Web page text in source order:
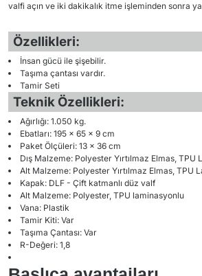
valfi açın ve iki dakikalık itme işleminden sonra
Özellikleri:
İnsan gücü ile şişebilir.
Taşıma çantası vardır.
Tamir Seti
Teknik Özellikleri:
Ağırlığı: 1.050 kg.
Ebatları: 195 x 65 x 9 cm
Paket Ölçüleri: 13 x 36 cm
Dış Malzeme: Polyester Yırtılmaz Elmas, TPU
Alt Malzeme: Polyester Yırtılmaz Elmas, TPU
Kapak: DLF - Çift katmanlı düz valf
Alt Malzeme: Polyester, TPU laminasyonlu
Vana: Plastik
Tamir Kiti: Var
Taşıma Çantası: Var
R-Değeri: 1,8